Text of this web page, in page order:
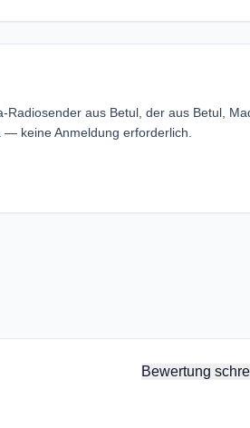
Radiosender aus Betul, der aus Betul,
keine Anmeldung erforderlich.
Bewertung